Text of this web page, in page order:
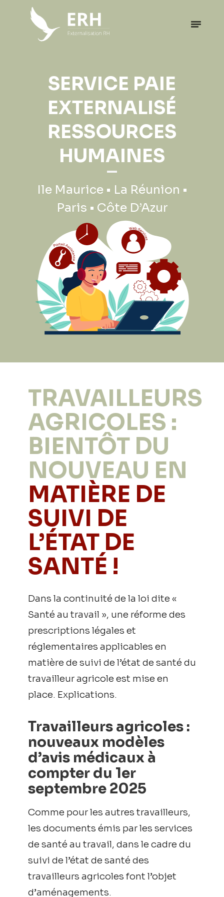
SERVICE PAIE
EXTERNALISÉ
RESSOURCES
HUMAINES
Ile Maurice • La Réunion •
Paris • Côte D’Azur
TRAVAILLEURS
AGRICOLES :
BIENTÔT DU
NOUVEAU EN
MATIÈRE DE
SUIVI DE
L’ÉTAT DE
SANTÉ !
Dans la continuité de la loi dite «
Santé au travail », une réforme des
prescriptions légales et
réglementaires applicables en
matière de suivi de l’état de santé du
travailleur agricole est mise en
place. Explications.
Travailleurs agricoles :
nouveaux modèles
d’avis médicaux à
compter du 1er
septembre 2025
Comme pour les autres travailleurs,
les documents émis par les services
de santé au travail, dans le cadre du
suivi de l’état de santé des
travailleurs agricoles font l’objet
d’aménagements.